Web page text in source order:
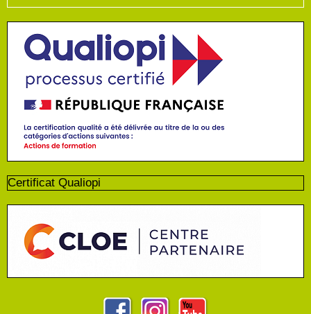
Certificat Qualiopi